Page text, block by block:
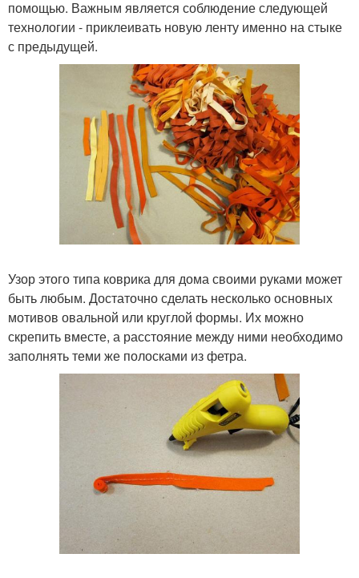
помощью. Важным является соблюдение следующей
технологии - приклеивать новую ленту именно на стыке
с предыдущей.
Узор этого типа коврика для дома своими руками может
быть любым. Достаточно сделать несколько основных
мотивов овальной или круглой формы. Их можно
скрепить вместе, а расстояние между ними необходимо
заполнять теми же полосками из фетра.